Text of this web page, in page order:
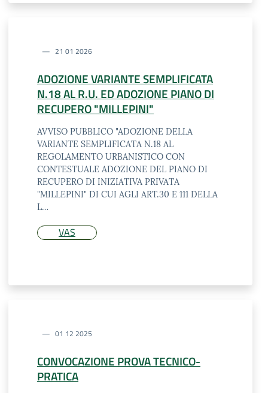
21 01 2026
ADOZIONE VARIANTE SEMPLIFICATA
N.18 AL R.U. ED ADOZIONE PIANO DI
RECUPERO "MILLEPINI"
AVVISO PUBBLICO "ADOZIONE DELLA
VARIANTE SEMPLIFICATA N.18 AL
REGOLAMENTO URBANISTICO CON
CONTESTUALE ADOZIONE DEL PIANO DI
RECUPERO DI INIZIATIVA PRIVATA
"MILLEPINI" DI CUI AGLI ART.30 E 111 DELLA
L…
VAS
01 12 2025
CONVOCAZIONE PROVA TECNICO-
PRATICA